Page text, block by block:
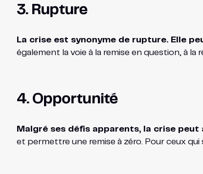
3. Rupture
La crise est synonyme de rupture. Elle
également la voie à la remise en question, à la
4. Opportunité
Malgré ses défis apparents, la crise
et permettre une remise à zéro. Pour ceux